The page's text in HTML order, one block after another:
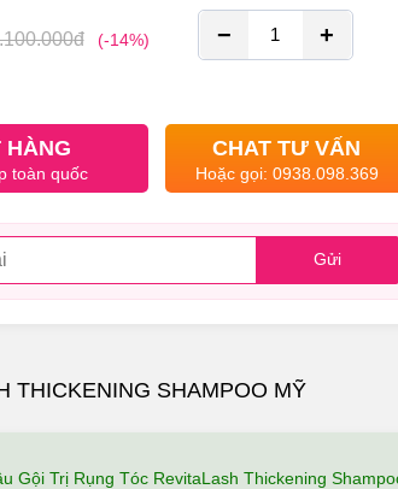
đ (-14%) +
−
toàn quốc
CHAT TƯ VẤN
Hoặc gọi: 0938.098.369
Gửi
THICKENING SHAMPOO MỸ
Trị Rụng Tóc RevitaLash Thickening Shampoo Có Nguồn Gốc Xuất Xứ Từ Đâu, Thành Phần Như Thế